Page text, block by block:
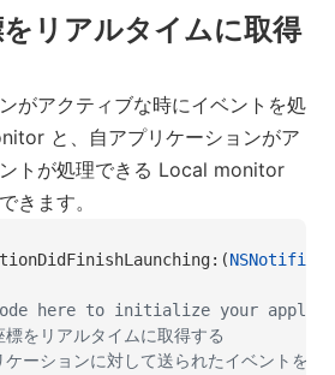
リアルタイムに取得
がアクティブな時にイベントを処
と、自アプリケーションがア
トが処理できる Local monitor
きます。
here to initialize your
をリアルタイムに取得する
ーションに対して送られたイベントを処